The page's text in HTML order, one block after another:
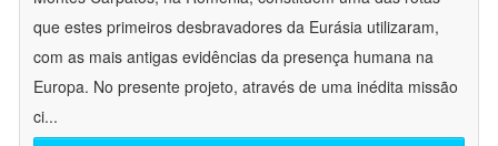
que estes primeiros desbravadores da Eurásia utilizaram,
com as mais antigas evidências da presença humana na
Europa. No presente projeto, através de uma inédita missão
ci...